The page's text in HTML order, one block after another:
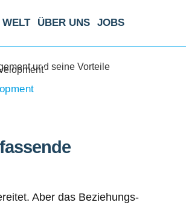
ÜBER UNS JOBS
und seine Vorteile
Aber das Beziehungs-